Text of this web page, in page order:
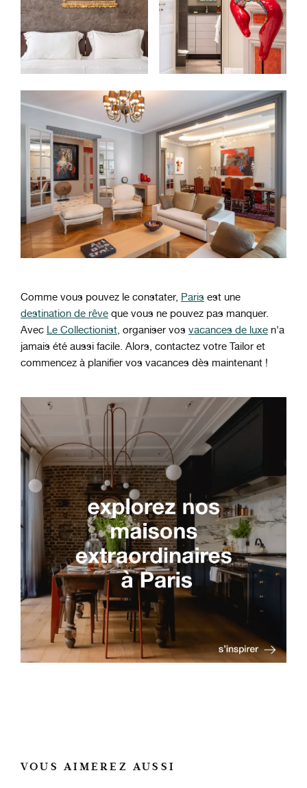
Comme vous pouvez le constater, Paris est une
destination de rêve que vous ne pouvez pas manquer.
Avec Le Collectionist , organiser vos vacances de luxe n'a
jamais été aussi facile. Alors, contactez votre Tailor et
commencez à planifier vos vacances dès maintenant !
VOUS AIMEREZ AUSSI